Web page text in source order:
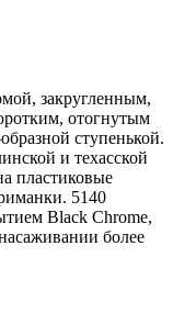
закругленным,
отогнутым
ступенькой.
и техасской
пластиковые
5140
Black Chrome,
более